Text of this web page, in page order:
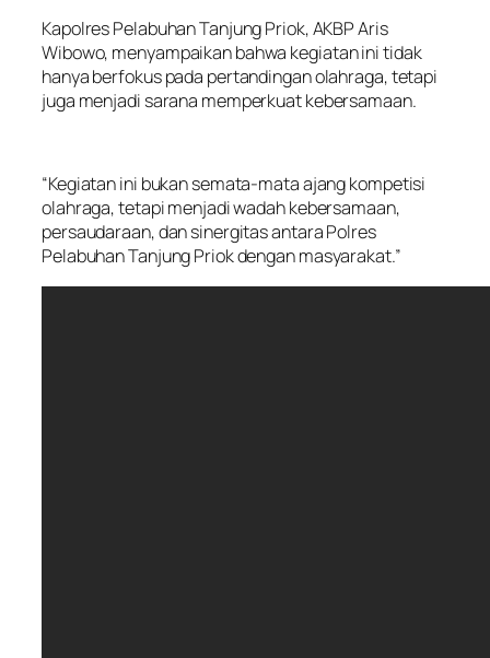
Kapolres Pelabuhan Tanjung Priok, AKBP Aris
Wibowo, menyampaikan bahwa kegiatan ini tidak
hanya berfokus pada pertandingan olahraga, tetapi
juga menjadi sarana memperkuat kebersamaan.
“Kegiatan ini bukan semata-mata ajang kompetisi
olahraga, tetapi menjadi wadah kebersamaan,
persaudaraan, dan sinergitas antara Polres
Pelabuhan Tanjung Priok dengan masyarakat.”